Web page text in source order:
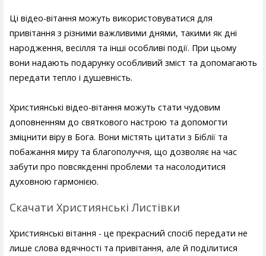
Ці відео-вітання можуть використовуватися для
привітання з різними важливими днями, такими як дні
народження, весілля та інші особливі події. При цьому
вони надають подарунку особливий зміст та допомагають
передати тепло і душевність.
Християнські відео-вітання можуть стати чудовим
доповненням до святкового настрою та допомогти
зміцнити віру в Бога. Вони містять цитати з Біблії та
побажання миру та благополуччя, що дозволяє на час
забути про повсякденні проблеми та насолодитися
духовною гармонією.
Скачати Християнські Листівки
Християнські вітання - це прекрасний спосіб передати не
лише слова вдячності та привітання, але й поділитися